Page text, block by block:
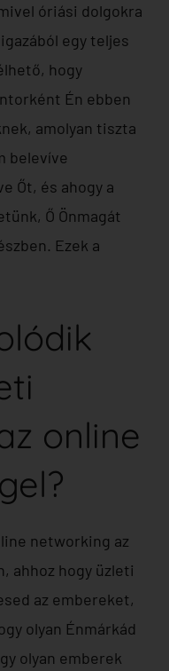
óriási dolgokra
egy teljes
hogy
Én ebben
amolyan tiszta
belevíve
Őt, és ahogy a
Ő Önmagát
Ezek a
online
networking az
ahhoz hogy üzleti
az embereket,
olyan Énmárkád
olyan emberek